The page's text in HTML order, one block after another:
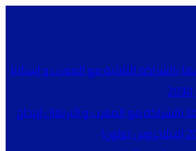
بالشراكة الثلاثية مع المغرب و إسبانيا
بالشراكة مع المغرب و البرتغال لإنجاح